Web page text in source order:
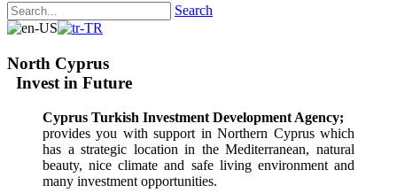
Search
North Cyprus
Invest in Future
Cyprus Turkish Investment Development Agency;
provides you with support in Northern Cyprus which
has a strategic location in the Mediterranean, natural
beauty, nice climate and safe living environment and
many investment opportunities.